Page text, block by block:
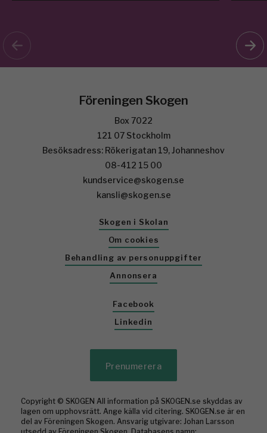
Föreningen Skogen
Box 7022
121 07 Stockholm
Besöksadress: Rökerigatan 19, Johanneshov
08-412 15 00
kundservice@skogen.se
kansli@skogen.se
Skogen i Skolan
Om cookies
Behandling av personuppgifter
Annonsera
Facebook
Linkedin
Prenumerera
Copyright © SKOGEN All information på SKOGEN.se skyddas av
lagen om upphovsrätt. Ange källa vid citering. SKOGEN.se är en
del av Föreningen Skogen. Ansvarig utgivare: Johan Larsson